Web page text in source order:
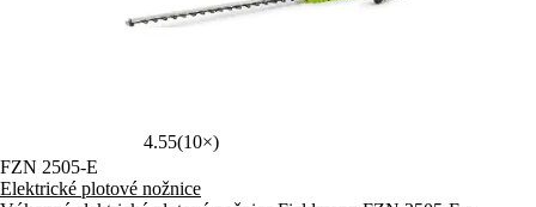
4.55(10×)
FZN 2505-E
Elektrické plotové nožnice